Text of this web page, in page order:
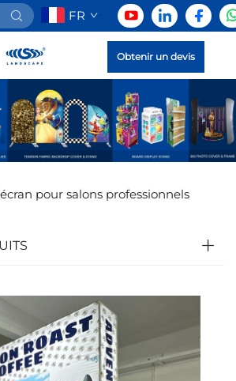
FR
Obtenir un devis
pour salons professionnels